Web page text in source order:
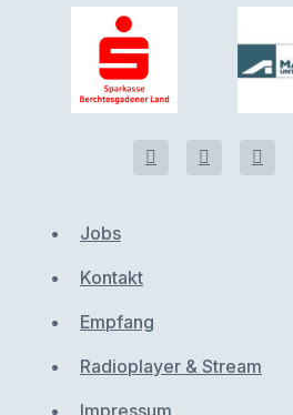
Jobs
Kontakt
Empfang
Radioplayer & Stream
Impressum